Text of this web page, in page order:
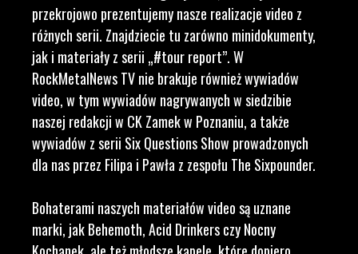
przekrojowo prezentujemy nasze realizacje video z
różnych serii. Znajdziecie tu zarówno minidokumenty,
jak i materiały z serii „#tour report”. W
RockMetalNews TV nie brakuje również wywiadów
video, w tym wywiadów nagrywanych w siedzibie
naszej redakcji w CK Zamek w Poznaniu, a także
wywiadów z serii Six Questions Show prowadzonych
dla nas przez Filipa i Pawła z zespołu The Sixpounder.
Bohaterami naszych materiałów video są uznane
marki, jak Behemoth, Acid Drinkers czy Nocny